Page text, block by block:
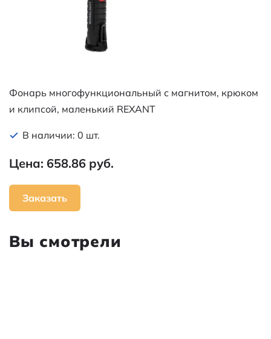
Фонарь многофункциональный с магнитом, крюком
и клипсой, маленький REXANT
В наличии: 0 шт.
Цена: 658.86 руб.
Заказать
Вы смотрели